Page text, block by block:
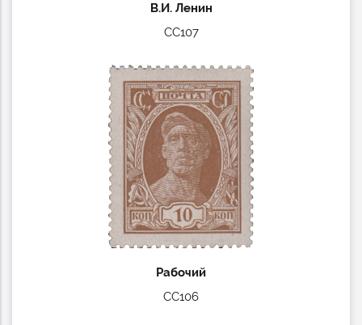
В.И. Ленин
СС107
Рабочий
СС106